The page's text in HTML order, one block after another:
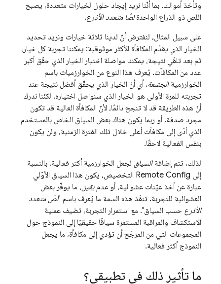
وتأخذ أموالك. بما أنّنا نريد إيجاد حلول لخيارات متعددة، يصبح
اللص ذو الذراع الواحدةلصًا متعدد الأذرع.
على سبيل المثال، لنفترض أنّ لدينا ثلاثة خيارات ونريد تحديد
الخيار الذي يقدّم المكافأة الأكثر موثوقية: يمكننا تجربة كل خيار،
ثم بعد تلقّي نتيجة، يمكننا مواصلة اختيار الخيار الذي حقّق أكبر
عدد من المكافآت. يُعرف هذا النوع من الخوارزميات باسم
الخوارزميةالجشعة، أي أنّ الخيار الذي يحقّق أفضل نتيجة عند
تجربته للمرة الأولى هو الخيار الذي سنواصل اختياره. لكنّنا ندرك
أنّ هذه الطريقة قد لا تنجح دائمًا، لأنّ المكافأة العالية قد تكون
مجرد صدفة. أو ربما يكون هناك بعض السياق الخاص بالمستخدم
الذي أدّى إلى مكافآت أعلى خلال تلك الفترة الزمنية، ولن يكون
بنفس الفعالية لاحقًا.
لذلك، تتم إضافةالسياق لجعل الخوارزمية أكثر فعالية. بالنسبة
إلى Remote Config التخصيص، يكون هذا السياق الأوّلي
عبارة عن أخذ عيّنات عشوائية، أو عدم يقين، ما يوفّر بعض
العشوائية للتجربة. تنفّذ هذه السمة ما يُعرف باسم "لصّ متعدد
الأذرع حسب السياق". مع استمرار التجربة، تضيف عملية
الاستكشاف والمراقبة المستمرة سياقًا حقيقيًا إلى النموذج حول
المجموعات التي من المرجّح أن تؤدي إلى مكافأة، ما يجعل
النموذج أكثر فعالية.
ما تأثير ذلك في تطبيقي؟